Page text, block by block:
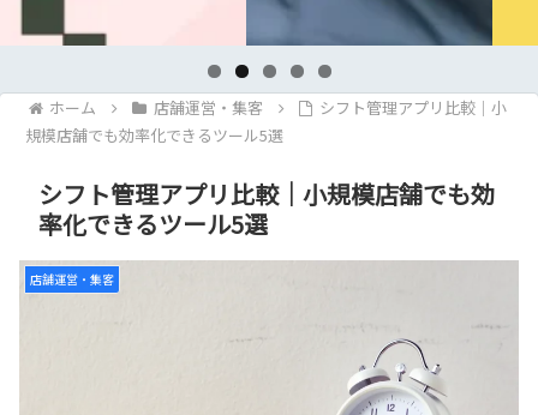
ホーム 店舗運営・集客
シフト管理アプリ比較｜小
規模店舗でも効率化できるツール5選
シフト管理アプリ比較｜小規模店舗でも効
率化できるツール5選
店舗運営・集客